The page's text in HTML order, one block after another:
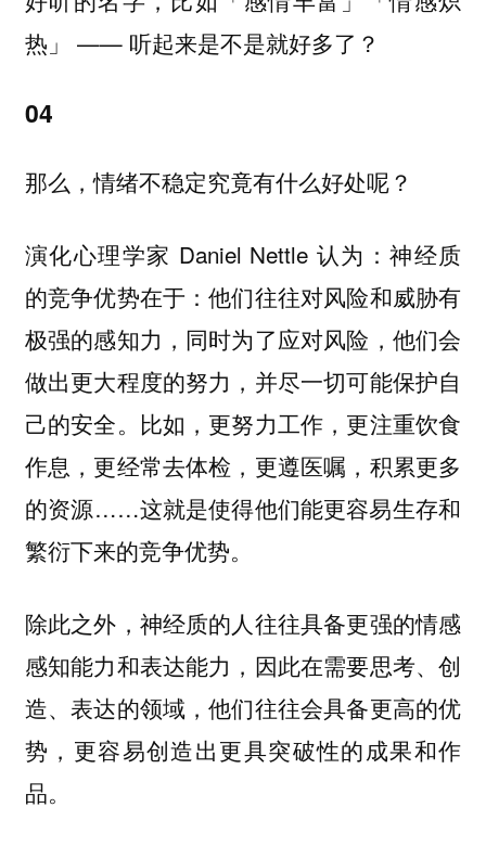
热」 —— 听起来是不是就好多了？
04
那么，情绪不稳定究竟有什么好处呢？
演化心理学家 Daniel Nettle 认为：神经质
的竞争优势在于：他们往往对风险和威胁有
极强的感知力，同时为了应对风险，他们会
做出更大程度的努力，并尽一切可能保护自
己的安全。比如，更努力工作，更注重饮食
作息，更经常去体检，更遵医嘱，积累更多
的资源……这就是使得他们能更容易生存和
繁衍下来的竞争优势。
除此之外，神经质的人往往具备更强的情感
感知能力和表达能力，因此在需要思考、创
造、表达的领域，他们往往会具备更高的优
势，更容易创造出更具突破性的成果和作
品。